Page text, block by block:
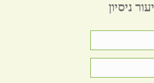
ניסיון